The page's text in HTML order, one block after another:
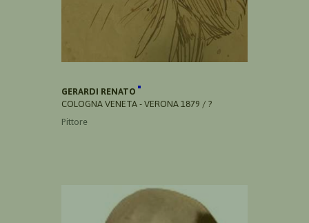
GERARDI RENATO
COLOGNA VENETA - VERONA 1879 / ?
Pittore